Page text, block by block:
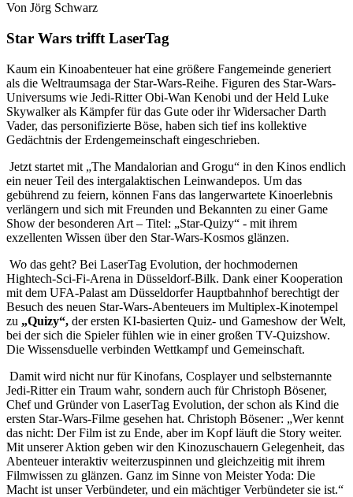
Von Jörg Schwarz
Star Wars trifft LaserTag
Kaum ein Kinoabenteuer hat eine größere Fangemeinde generiert
als die Weltraumsaga der Star-Wars-Reihe. Figuren des Star-Wars-
Universums wie Jedi-Ritter Obi-Wan Kenobi und der Held Luke
Skywalker als Kämpfer für das Gute oder ihr Widersacher Darth
Vader, das personifizierte Böse, haben sich tief ins kollektive
Gedächtnis der Erdengemeinschaft eingeschrieben.
Jetzt startet mit „The Mandalorian and Grogu“ in den Kinos endlich
ein neuer Teil des intergalaktischen Leinwandepos. Um das
gebührend zu feiern, können Fans das langerwartete Kinoerlebnis
verlängern und sich mit Freunden und Bekannten zu einer Game
Show der besonderen Art – Titel: „Star-Quizy“ - mit ihrem
exzellenten Wissen über den Star-Wars-Kosmos glänzen.
Wo das geht? Bei LaserTag Evolution, der hochmodernen
Hightech-Sci-Fi-Arena in Düsseldorf-Bilk. Dank einer Kooperation
mit dem UFA-Palast am Düsseldorfer Hauptbahnhof berechtigt der
Besuch des neuen Star-Wars-Abenteuers im Multiplex-Kinotempel
zu „Quizy“, der ersten KI-basierten Quiz- und Gameshow der Welt,
bei der sich die Spieler fühlen wie in einer großen TV-Quizshow.
Die Wissensduelle verbinden Wettkampf und Gemeinschaft.
Damit wird nicht nur für Kinofans, Cosplayer und selbsternannte
Jedi-Ritter ein Traum wahr, sondern auch für Christoph Bösener,
Chef und Gründer von LaserTag Evolution, der schon als Kind die
ersten Star-Wars-Filme gesehen hat. Christoph Bösener: „Wer kennt
das nicht: Der Film ist zu Ende, aber im Kopf läuft die Story weiter.
Mit unserer Aktion geben wir den Kinozuschauern Gelegenheit, das
Abenteuer interaktiv weiterzuspinnen und gleichzeitig mit ihrem
Filmwissen zu glänzen. Ganz im Sinne von Meister Yoda: Die
Macht ist unser Verbündeter, und ein mächtiger Verbündeter sie ist.“